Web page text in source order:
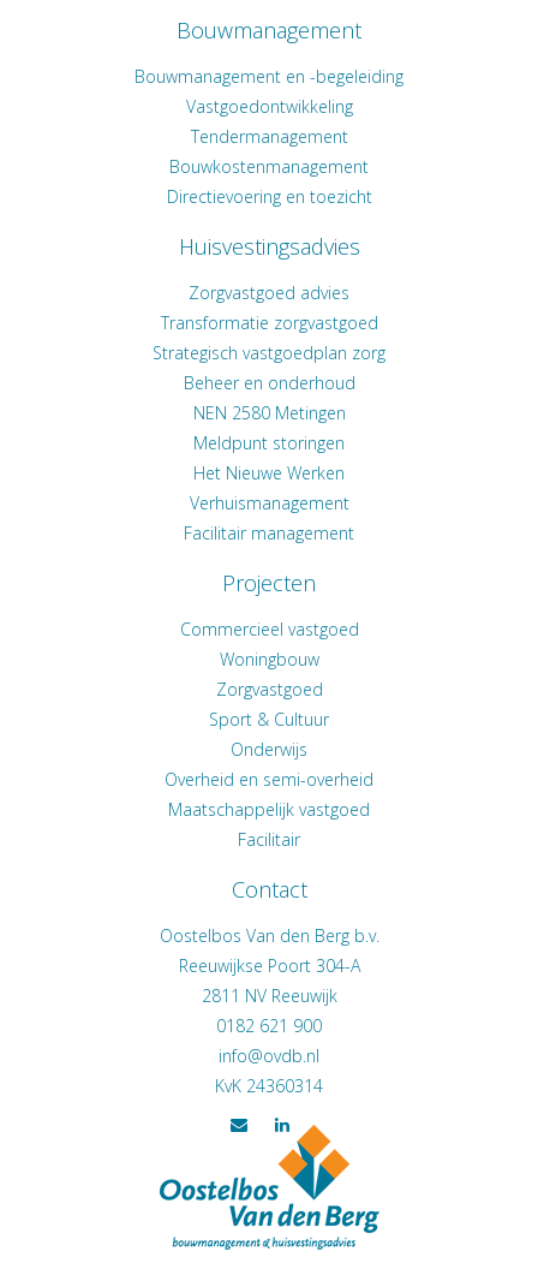
Bouwmanagement
Bouwmanagement en -begeleiding
Vastgoedontwikkeling
Tendermanagement
Bouwkostenmanagement
Directievoering en toezicht
Huisvestingsadvies
Zorgvastgoed advies
Transformatie zorgvastgoed
Strategisch vastgoedplan zorg
Beheer en onderhoud
NEN 2580 Metingen
Meldpunt storingen
Het Nieuwe Werken
Verhuismanagement
Facilitair management
Projecten
Commercieel vastgoed
Woningbouw
Zorgvastgoed
Sport & Cultuur
Onderwijs
Overheid en semi-overheid
Maatschappelijk vastgoed
Facilitair
Contact
Oostelbos Van den Berg b.v.
Reeuwijkse Poort 304-A
2811 NV Reeuwijk
0182 621 900
KvK 24360314